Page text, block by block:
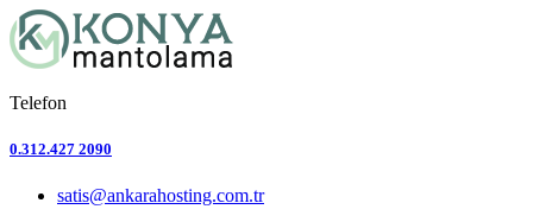
Telefon
0.312.427 2090
satis@ankarahosting.com.tr